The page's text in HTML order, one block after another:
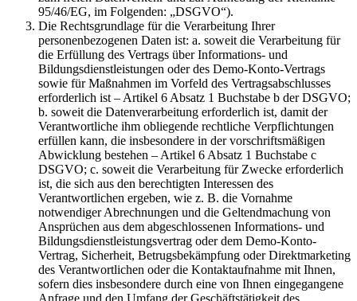
95/46/EG, im Folgenden: „DSGVO“).
Die Rechtsgrundlage für die Verarbeitung Ihrer
personenbezogenen Daten ist: a. soweit die Verarbeitung für
die Erfüllung des Vertrags über Informations- und
Bildungsdienstleistungen oder des Demo-Konto-Vertrags
sowie für Maßnahmen im Vorfeld des Vertragsabschlusses
erforderlich ist – Artikel 6 Absatz 1 Buchstabe b der DSGVO;
b. soweit die Datenverarbeitung erforderlich ist, damit der
Verantwortliche ihm obliegende rechtliche Verpflichtungen
erfüllen kann, die insbesondere in der vorschriftsmäßigen
Abwicklung bestehen – Artikel 6 Absatz 1 Buchstabe c
DSGVO; c. soweit die Verarbeitung für Zwecke erforderlich
ist, die sich aus den berechtigten Interessen des
Verantwortlichen ergeben, wie z. B. die Vornahme
notwendiger Abrechnungen und die Geltendmachung von
Ansprüchen aus dem abgeschlossenen Informations- und
Bildungsdienstleistungsvertrag oder dem Demo-Konto-
Vertrag, Sicherheit, Betrugsbekämpfung oder Direktmarketing
des Verantwortlichen oder die Kontaktaufnahme mit Ihnen,
sofern dies insbesondere durch eine von Ihnen eingegangene
Anfrage und den Umfang der Geschäftstätigkeit des